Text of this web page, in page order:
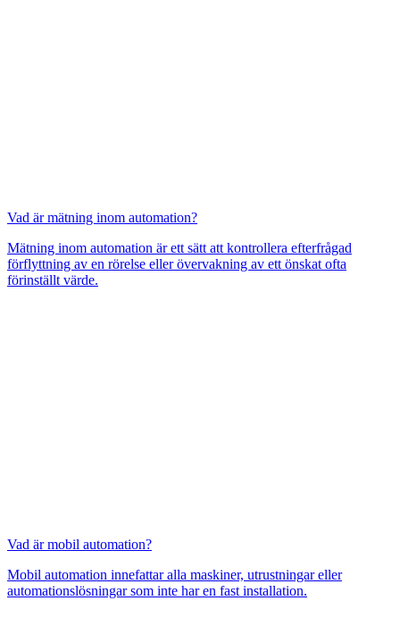
Vad är mätning inom automation?
Mätning inom automation är ett sätt att kontrollera efterfrågad
förflyttning av en rörelse eller övervakning av ett önskat ofta
förinställt värde.
Vad är mobil automation?
Mobil automation innefattar alla maskiner, utrustningar eller
automationslösningar som inte har en fast installation.